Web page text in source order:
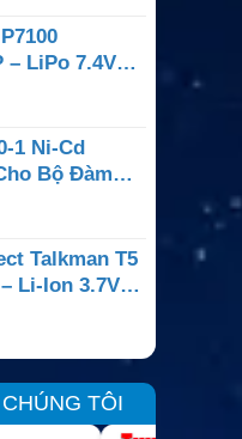
– LiPo 7.4V
1 Ni-Cd
Bộ Đàm
Talkman T5
Li-Ion 3.7V
TÔI